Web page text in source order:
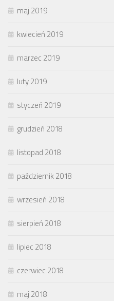
maj 2019
kwiecień 2019
marzec 2019
luty 2019
styczeń 2019
grudzień 2018
listopad 2018
październik 2018
wrzesień 2018
sierpień 2018
lipiec 2018
czerwiec 2018
maj 2018